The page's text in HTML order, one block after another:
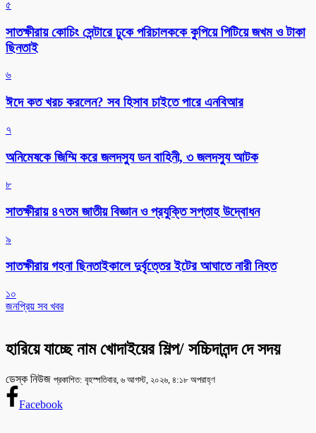
৫
সাতক্ষীরায় কোচিং সেন্টারে ঢুকে পরিচালককে কুপিয়ে পিটিয়ে জখম ও টাকা
ছিনতাই
৬
ঈদে কত খরচ করলেন? সব হিসাব চাইতে পারে এনবিআর
৭
অনিমেষকে জিম্মি করে জলদস্যু ডন বাহিনী, ৩ জলদস্যু আটক
৮
সাতক্ষীরায় ৪৭তম জাতীয় বিজ্ঞান ও প্রযুক্তি সপ্তাহ উদ্বোধন
৯
সাতক্ষীরায় গহনা ছিনতাইকালে দুর্বৃত্তের ইটের আঘাতে নারী নিহত
১০
জনপ্রিয় সব খবর
হারিয়ে যাচ্ছে নাম খোদাইয়ের শিল্প/ সচ্চিদানন্দ দে সদয়
ডেস্ক নিউজ প্রকাশিত: বৃহস্পতিবার, ৬ আগস্ট, ২০২৬, ৪:১৮ অপরাহ্ণ
Facebook